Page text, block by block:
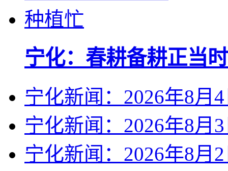
宁化：春耕备耕正当
宁化新闻：2026年8月
宁化新闻：2026年8月
宁化新闻：2026年8月